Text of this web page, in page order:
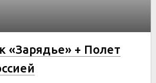
«Зарядье» + Полет